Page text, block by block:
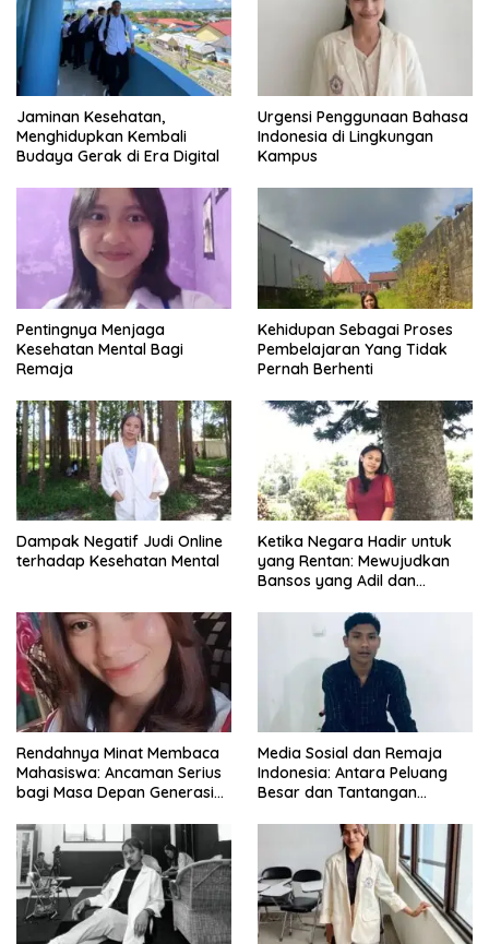
Jaminan Kesehatan,
Menghidupkan Kembali
Budaya Gerak di Era Digital
Urgensi Penggunaan Bahasa
Indonesia di Lingkungan
Kampus
Pentingnya Menjaga
Kesehatan Mental Bagi
Remaja
Kehidupan Sebagai Proses
Pembelajaran Yang Tidak
Pernah Berhenti
Dampak Negatif Judi Online
terhadap Kesehatan Mental
Ketika Negara Hadir untuk
yang Rentan: Mewujudkan
Bansos yang Adil dan
Rendahnya Minat Membaca
Mahasiswa: Ancaman Serius
bagi Masa Depan Generasi
Media Sosial dan Remaja
Indonesia: Antara Peluang
Besar dan Tantangan